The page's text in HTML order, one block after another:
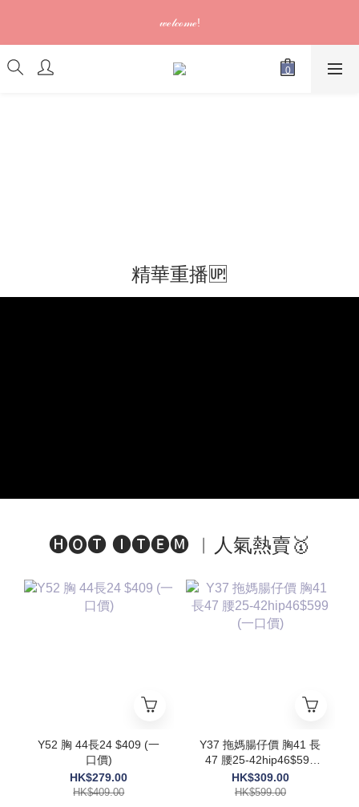
電郵為準)
𝓌ℯ𝓁𝒸ℴ𝓂ℯ!
訂單可供取貨/發貨後會發出電郵通知，請填妥正確資料 (*通知以
電郵為準)
精華重播🆙
🅗🅞🅣 🅘🅣🅔🅜 ︱人氣熱賣🥇
Y52 胸 44長24 $409 (一
口價)
HK$279.00
HK$409.00
Y37 拖媽腸仔價 胸41 長
47 腰25-42hip46$599
(一口價)
HK$309.00
HK$599.00